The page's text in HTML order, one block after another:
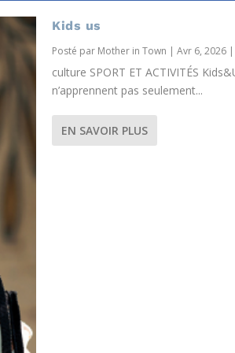
Kids us
Posté par Mother in Town | Avr 6, 2026 |
culture SPORT ET ACTIVITÉS
n’apprennent pas seulement...
EN SAVOIR PLUS